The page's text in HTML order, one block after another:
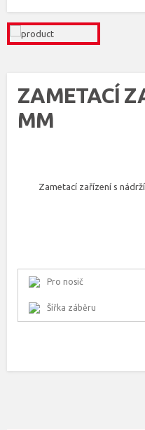
ZAMETACÍ
MM
Zametací zařízení s
Pro nosič
Šířka záběru